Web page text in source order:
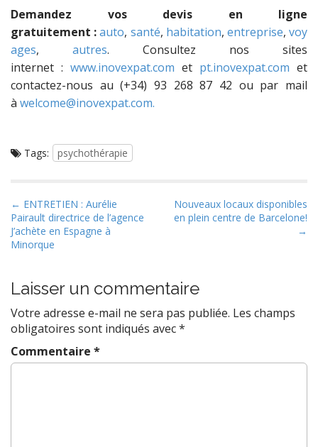
Demandez vos devis en ligne
gratuitement :auto, santé, habitation, entreprise,voy
ages, autres. Consultez nos sites
internet : www.inovexpat.com et pt.inovexpat.com et
contactez-nous au (+34) 93 268 87 42 ou par mail
à welcome@inovexpat.com.
Tags: psychothérapie
P
o
s
n
a
v
i
g
a
← ENTRETIEN : Aurélie
Pairault directrice de l’agence
J’achète en Espagne à
Minorque
Nouveaux locaux disponibles
en plein centre de Barcelone!
→
Laisser un commentaire
Votre adresse e-mail ne sera pas publiée. Les champs
obligatoires sont indiqués avec*
Commentaire *